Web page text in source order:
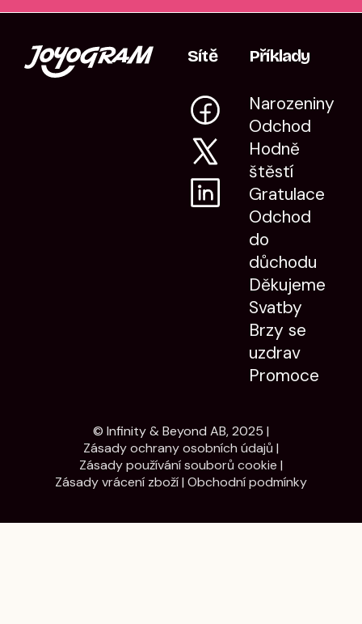
Sítě Příklady
Narozeniny
Odchod
Hodně
štěstí
Gratulace
Odchod
do
důchodu
Děkujeme
Svatby
Brzy se
uzdrav
Promoce
© Infinity & Beyond AB, 2025 |
Zásady ochrany osobních údajů |
Zásady používání souborů cookie |
Zásady vrácení zboží| Obchodní podmínky